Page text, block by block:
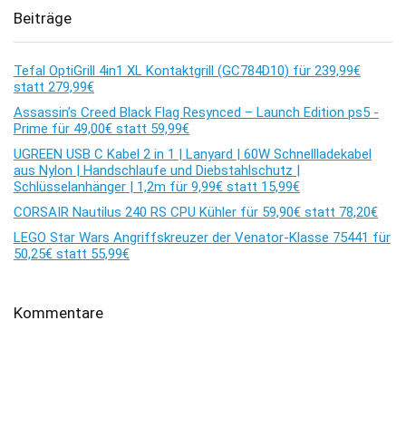
Beiträge
Tefal OptiGrill 4in1 XL Kontaktgrill (GC784D10) für 239,99€
statt 279,99€
Assassin’s Creed Black Flag Resynced – Launch Edition ps5 -
Prime für 49,00€ statt 59,99€
UGREEN USB C Kabel 2 in 1 | Lanyard | 60W Schnellladekabel
aus Nylon | Handschlaufe und Diebstahlschutz |
Schlüsselanhänger | 1,2m für 9,99€ statt 15,99€
CORSAIR Nautilus 240 RS CPU Kühler für 59,90€ statt 78,20€
LEGO Star Wars Angriffskreuzer der Venator-Klasse 75441 für
50,25€ statt 55,99€
Kommentare